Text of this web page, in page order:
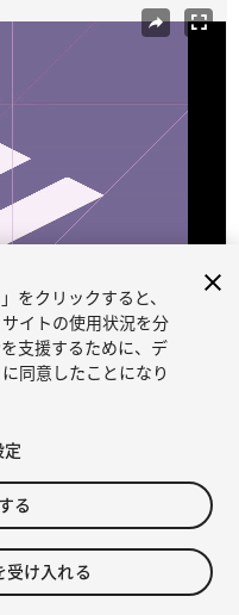
する
をクリックすると、
イトの使用状況を分
支援するために、デ
同意したことになり
る
け入れる